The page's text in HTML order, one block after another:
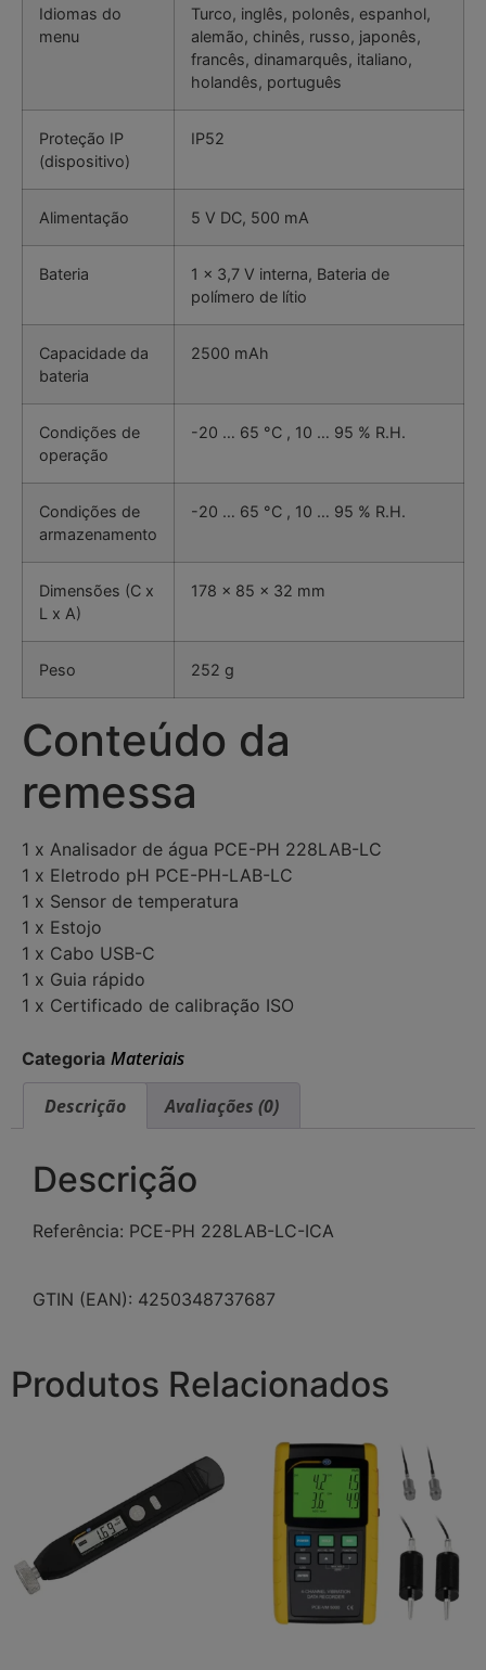
Idiomas do
menu
Turco, inglês, polonês, espanhol,
alemão, chinês, russo, japonês,
francês, dinamarquês, italiano,
holandês, português
Proteção IP
(dispositivo)
IP52
Alimentação 5 V DC, 500 mA
Bateria
1 x 3,7 V interna, Bateria de
polímero de lítio
Capacidade da
bateria
2500 mAh
Condições de
operação
-20 … 65 °C , 10 … 95 % R.H.
Condições de
armazenamento
-20 … 65 °C , 10 … 95 % R.H.
Dimensões (C x
L x A)
178 x 85 x 32 mm
Peso 252 g
Conteúdo da
remessa
1 x Analisador de água PCE-PH 228LAB-LC
1 x Eletrodo pH PCE-PH-LAB-LC
1 x Sensor de temperatura
1 x Estojo
1 x Cabo USB-C
1 x Guia rápido
1 x Certificado de calibração ISO
Categoria Materiais
Descrição
Avaliações (0)
Descrição
Referência: PCE-PH 228LAB-LC-ICA
GTIN (EAN): 4250348737687
Produtos Relacionados